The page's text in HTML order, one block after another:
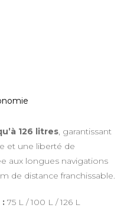
126 litres , garantissant
et une liberté de
aux longues navigations
de distance franchissable.
: 75 L / 100 L / 126 L